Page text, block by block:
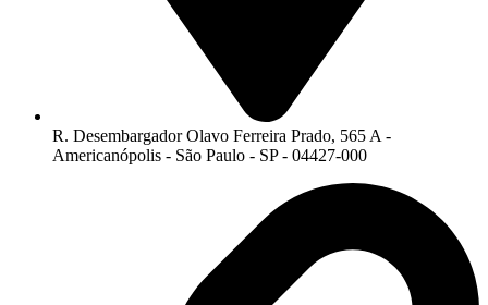
R. Desembargador Olavo Ferreira Prado, 565 A -
Americanópolis - São Paulo - SP - 04427-000